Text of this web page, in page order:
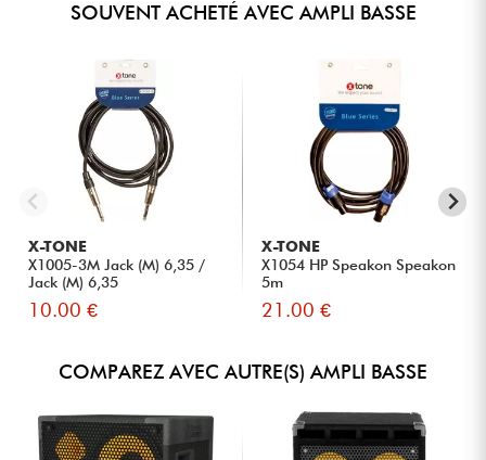
SOUVENT ACHETÉ AVEC AMPLI BASSE
X-TONE
X1005-3M Jack (M) 6,35 /
Jack (M) 6,35
10.00 €
X-TONE
X1054 HP Speakon Speakon
5m
21.00 €
COMPAREZ AVEC AUTRE(S) AMPLI BASSE